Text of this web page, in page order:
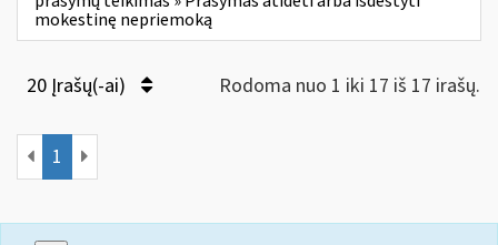
mokestinę nepriemoką
20 Įrašų(-ai) Rodoma nuo 1 iki 17 iš 17 irašų.
1